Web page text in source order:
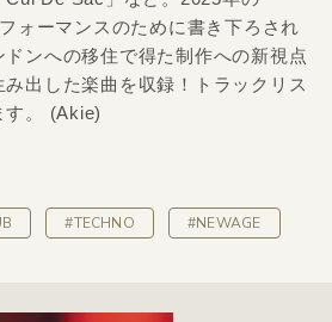
ォーマンスのために書き下ろされ
ンへの移住で得た制作への新視点
出した楽曲を収録！トラックリス
す。 (Akie)
#TECHNO #NEWAGE